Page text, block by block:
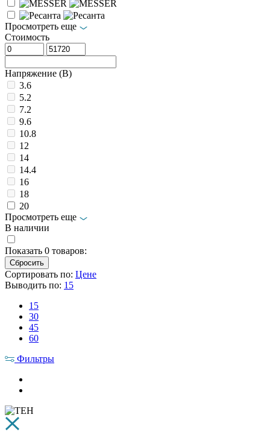
Просмотреть еще
Стоимость
Напряжение (В)
3.6
5.2
7.2
9.6
10.8
12
14
14.4
16
18
20
Просмотреть еще
В наличии
Показать 0 товаров:
Сортировать по: Цене
Выводить по: 15
15
30
45
60
Фильтры